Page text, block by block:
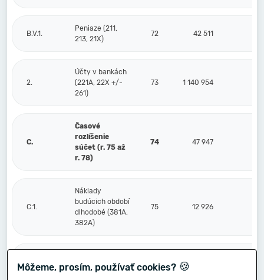
B.V.1.
Peniaze (211,
213, 21X)
72 42 511
2.
Účty v bankách
(221A, 22X +/-
261)
73 1 140 954
C.
Časové
rozlíšenie
súčet (r. 75 až
r. 78)
74 47 947
C.1.
Náklady
budúcich období
dlhodobé (381A,
382A)
75 12 926
2.
budúcich období
76
Môžeme, prosím, používať cookies? 🍪